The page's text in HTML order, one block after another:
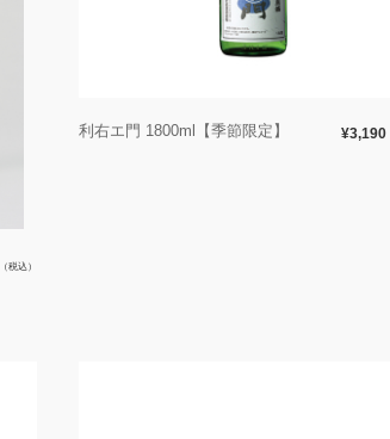
（税込）
利右エ門 1800ml【季節限定】 ¥3,190